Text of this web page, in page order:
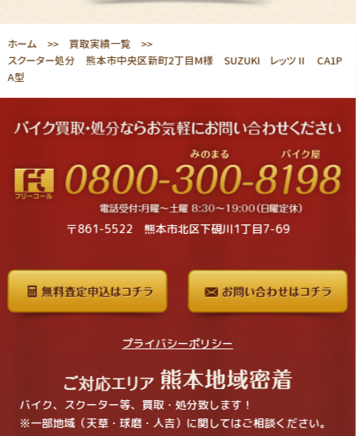
ホーム 買取実績一覧
スクーター処分 熊本市中央区新町2丁目M様 SUZUKI レッツⅡ CA1P
A型
〒861-5522 熊本市北区下硯川1丁目7-69
プライバシーポリシー
バイク、スクーター等、買取・処分致します！
※一部地域（天草・球磨・人吉）に関してはご相談ください。